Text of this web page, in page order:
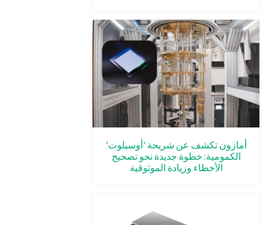
أمازون تكشف عن شريحة 'أوسيلوت'
الكمومية: خطوة جديدة نحو تصحيح
الأخطاء وزيادة الموثوقية